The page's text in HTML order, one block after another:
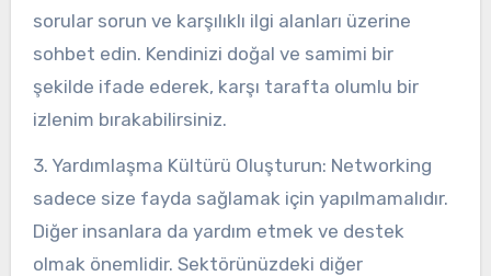
sorular sorun ve karşılıklı ilgi alanları üzerine
sohbet edin. Kendinizi doğal ve samimi bir
şekilde ifade ederek, karşı tarafta olumlu bir
izlenim bırakabilirsiniz.
3. Yardımlaşma Kültürü Oluşturun: Networking
sadece size fayda sağlamak için yapılmamalıdır.
Diğer insanlara da yardım etmek ve destek
olmak önemlidir. Sektörünüzdeki diğer